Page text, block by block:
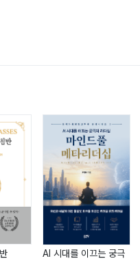
(4개월)
단계 따라 하기(1개월)
구상하는 비법 · 실전사
는 비법 · 실전사례
AI 시대를 이끄는 궁극